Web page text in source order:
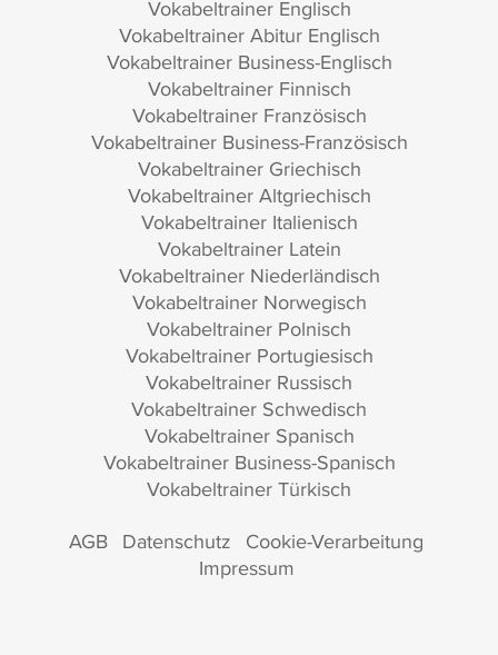
Vokabeltrainer Englisch
Vokabeltrainer Abitur Englisch
Vokabeltrainer Business-Englisch
Vokabeltrainer Finnisch
Vokabeltrainer Französisch
Vokabeltrainer Business-Französisch
Vokabeltrainer Griechisch
Vokabeltrainer Altgriechisch
Vokabeltrainer Italienisch
Vokabeltrainer Latein
Vokabeltrainer Niederländisch
Vokabeltrainer Norwegisch
Vokabeltrainer Polnisch
Vokabeltrainer Portugiesisch
Vokabeltrainer Russisch
Vokabeltrainer Schwedisch
Vokabeltrainer Spanisch
Vokabeltrainer Business-Spanisch
Vokabeltrainer Türkisch
AGB Datenschutz Cookie-Verarbeitung
Impressum